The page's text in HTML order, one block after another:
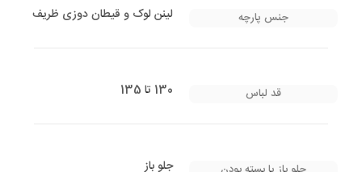
جنس پارچه لینن لوک و قیطان دوزی ظریف
قد لباس 130 تا 135
جلو باز